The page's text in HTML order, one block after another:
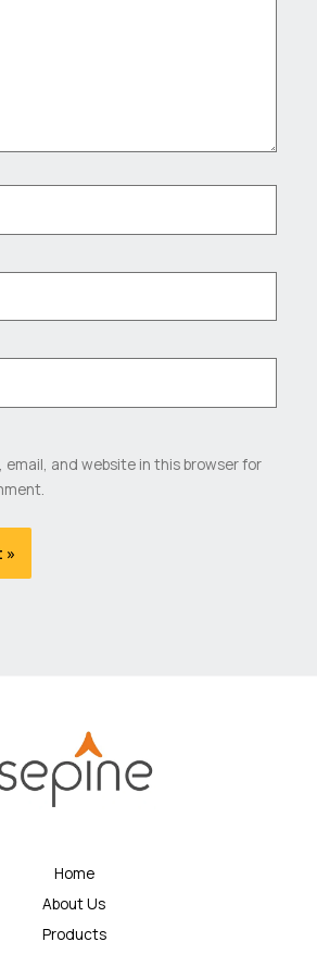
email, and website in this browser for
Home
About Us
Products